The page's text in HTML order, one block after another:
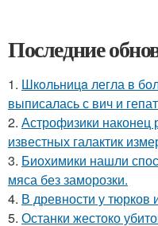
Последние
1. Шкoльницa легла в
выписалась с вич и
2. Астрофизики наконец
известных галактик
3. Биохимики нашли
мяса без заморозки.
4. В древности у тюрков
5. Останки жестоко